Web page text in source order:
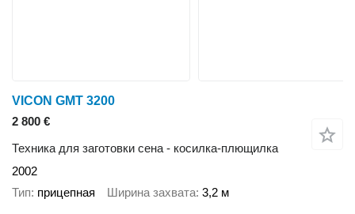
VICON GMT 3200
2 800 €
Техника для заготовки сена - косилка-плющилка
2002
Тип прицепная Ширина захвата 3,2 м